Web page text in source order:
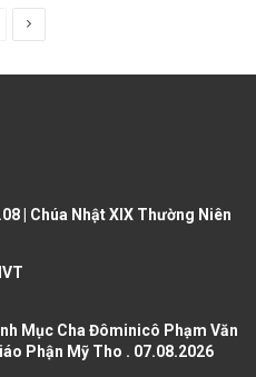
g
| Chúa Nhật XIX Thường Niên
Mục Cha Đôminicô Phạm Văn
Phận Mỹ Tho . 07.08.2026